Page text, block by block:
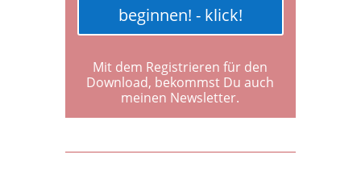
beginnen! - klick!
Mit dem Registrieren für den
Download, bekommst Du auch
meinen Newsletter.